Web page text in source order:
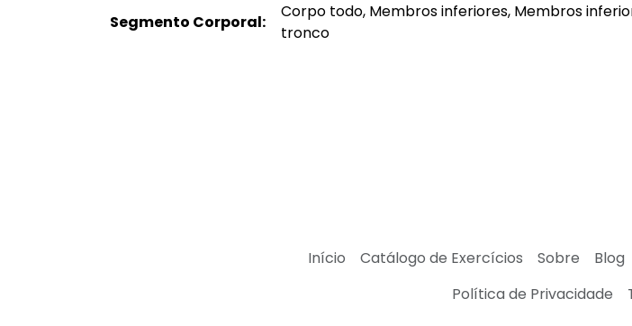
Segmento Corporal:
Corpo todo, Membros inferiores, Membros
tronco
Início Catálogo de Exercícios Sobre Blog
Política de Privacidade